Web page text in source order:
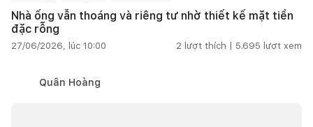
Nhà ống vẫn thoáng và riêng tư nhờ thiết kế mặt tiền
đặc rỗng
27/06/2026, lúc 10:00 2 lượt thích | 5.695 lượt xem
Quân Hoàng